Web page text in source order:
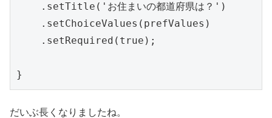
    .setTitle('お住まいの都道府県は？')
    .setChoiceValues(prefValues)
    .setRequired(true);
だいぶ長くなりましたね。